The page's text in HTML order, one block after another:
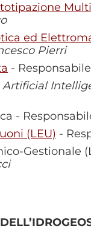
ed
Pierri
-
Artificial
-
(LEU) -
Gestionale